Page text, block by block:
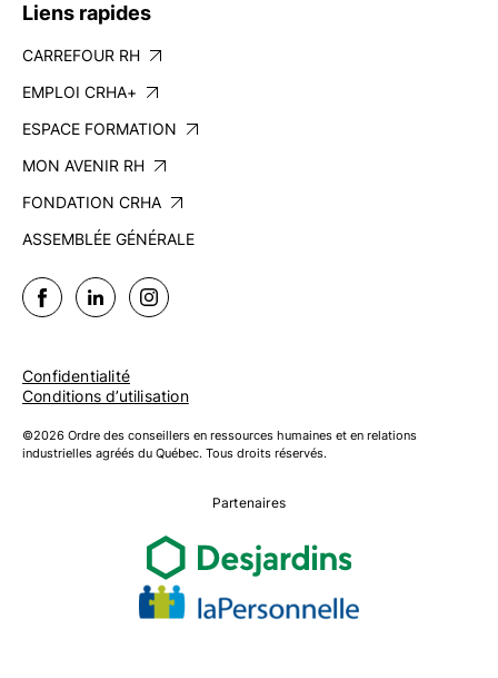
Liens rapides
CARREFOUR RH
EMPLOI CRHA+
ESPACE FORMATION
MON AVENIR RH
FONDATION CRHA
ASSEMBLÉE GÉNÉRALE
Confidentialité
Conditions d’utilisation
©2026 Ordre des conseillers en ressources humaines et en relations
industrielles agréés du Québec. Tous droits réservés.
Partenaires